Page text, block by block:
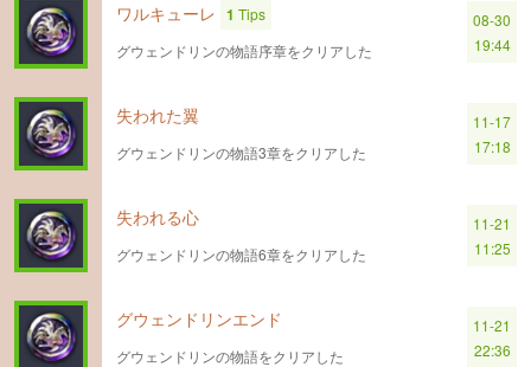
ワルキューレ 1 Tips
グウェンドリンの物語序章をクリアした
08-30
19:44
失われた翼
グウェンドリンの物語3章をクリアした
11-17
17:18
失われる心
グウェンドリンの物語6章をクリアした
11-21
11:25
グウェンドリンエンド
グウェンドリンの物語をクリアした
11-21
22:36